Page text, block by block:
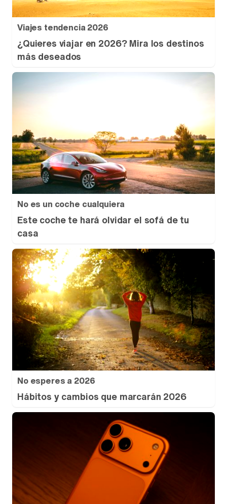
Viajes tendencia 2026
¿Quieres viajar en 2026? Mira los destinos
más deseados
No es un coche cualquiera
Este coche te hará olvidar el sofá de tu
casa
No esperes a 2026
Hábitos y cambios que marcarán 2026